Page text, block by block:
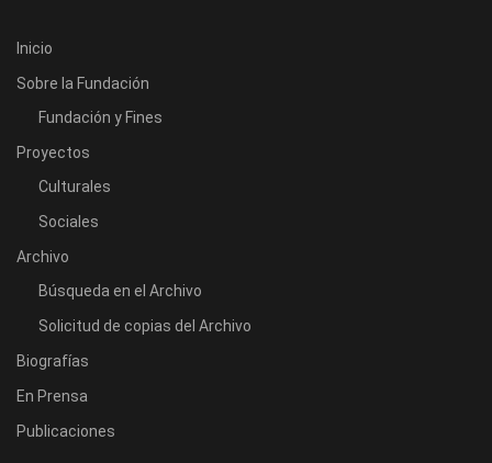
Inicio
Sobre la Fundación
Fundación y Fines
Proyectos
Culturales
Sociales
Archivo
Búsqueda en el Archivo
Solicitud de copias del Archivo
Biografías
En Prensa
Publicaciones